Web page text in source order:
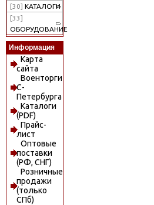
[30] КАТАЛОГИ
[33]
ОБОРУДОВАНИЕ
Информация
Карта
сайта
Военторги
С-
Петербурга
Каталоги
(PDF)
Прайс-
лист
Оптовые
поставки
(РФ, СНГ)
Розничные
продажи
(только
СПб)